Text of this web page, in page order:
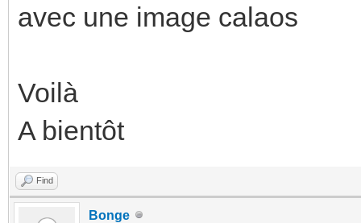
avec une image calaos
Voilà
A bientôt
Find
Bonge